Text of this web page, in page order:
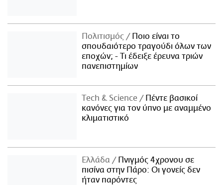
Πολιτισμός
Ποιο είναι το
σπουδαιότερο τραγούδι όλων των
εποχών; - Τι έδειξε έρευνα τριών
πανεπιστημίων
Τech & Science
Πέντε βασικοί
κανόνες για τον ύπνο με αναμμένο
κλιματιστικό
Ελλάδα
Πνιγμός 4χρονου σε
πισίνα στην Πάρο: Οι γονείς δεν
ήταν παρόντες